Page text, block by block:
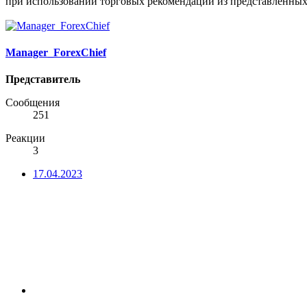
Manager_ForexChief
Представитель
Сообщения
251
Реакции
3
17.04.2023